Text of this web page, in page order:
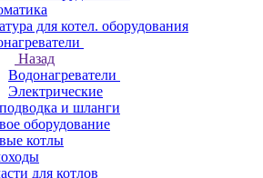
для котел. оборудования
Назад
Водонагреватели
Электрические
и шланги
оборудование
котлы
для котлов